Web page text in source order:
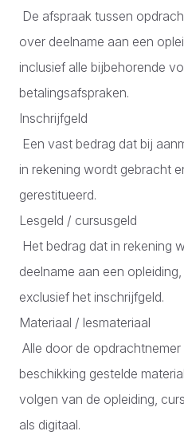
De afspraak tussen
over deelname aan een
inclusief alle bijbehorende
betalingsafspraken.
Inschrijfgeld
Een vast bedrag dat bij
in rekening wordt gebracht
gerestitueerd.
Lesgeld / cursusgeld
Het bedrag dat in rekening
deelname aan een
exclusief het inschrijfgeld.
Materiaal / lesmateriaal
Alle door de
beschikking gestelde
volgen van de opleiding,
als digitaal.